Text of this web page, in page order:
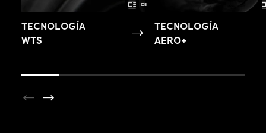
TECNOLOGÍA
WTS
TECNOLOGÍA
AERO+